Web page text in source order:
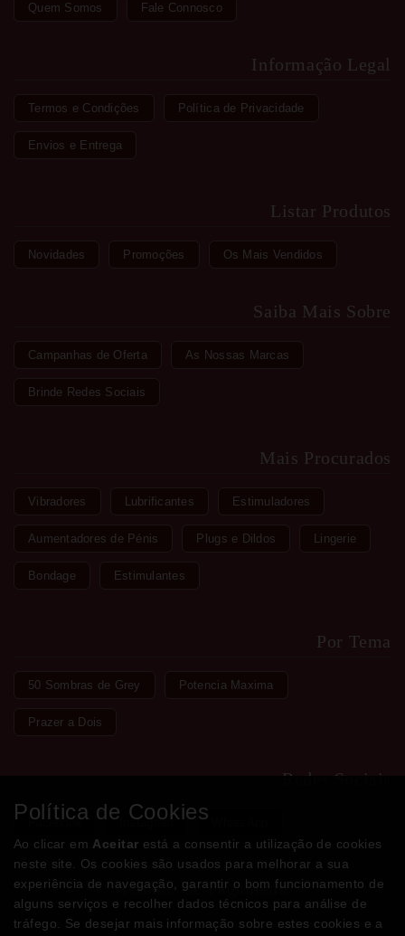
Quem Somos Fale Connosco
Informação Legal
Termos e Condições Política de Privacidade
Envios e Entrega
Listar Produtos
Novidades Promoções Os Mais Vendidos
Saiba Mais Sobre
Campanhas de Oferta As Nossas Marcas
Brinde Redes Sociais
Mais Procurados
Vibradores Lubrificantes Estimuladores
Aumentadores de Pénis Plugs e Dildos Lingerie
Bondage Estimulantes
Por Tema
50 Sombras de Grey Potencia Maxima
Prazer a Dois
Redes Sociais
Facebook Instagram
Métodos de Pagamento
Política de Cookies
Ao clicar em Aceitar está a consentir a utilização de cookies
neste site. Os cookies são usados para melhorar a sua
experiência de navegação, garantir o bom funcionamento de
alguns serviços e recolher dados técnicos para análise de
tráfego. Se desejar mais informação sobre estes cookies e a